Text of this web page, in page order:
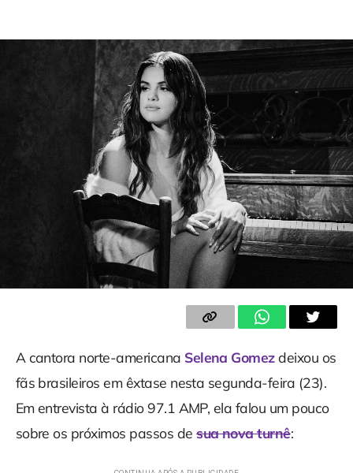
A cantora norte-americana Selena Gomezdeixou os
fãs brasileiros em êxtase nesta segunda-feira (23).
Em entrevista à rádio 97.1 AMP, ela falou um pouco
sobre os próximos passos desua nova turnê: